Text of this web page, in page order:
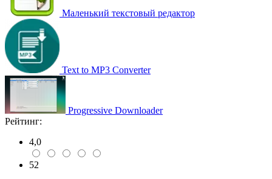
Маленький текстовый редактор
Text to MP3 Converter
Progressive Downloader
Рейтинг:
4,0
52